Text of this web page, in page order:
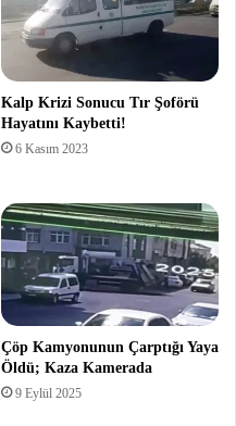
Kalp Krizi Sonucu Tır Şoförü
Hayatını Kaybetti!
6 Kasım 2023
Çöp Kamyonunun Çarptığı Yaya
Öldü; Kaza Kamerada
9 Eylül 2025